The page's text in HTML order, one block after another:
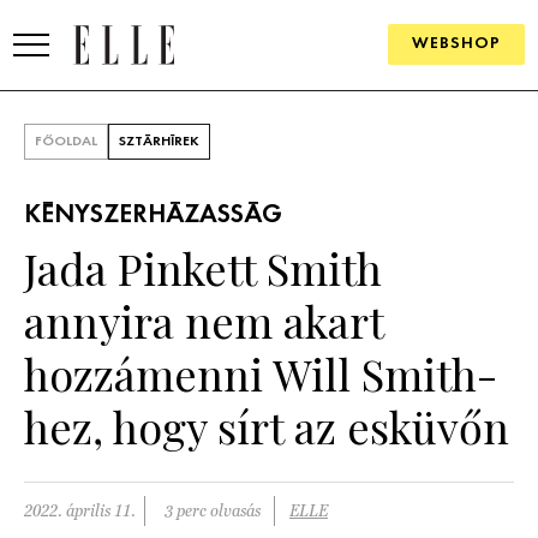
WEBSHOP
SZÉPSÉG
PSZICHÉ
PÁRKAPCSOLAT
FŐOLDAL SZTÁRHÍREK
KÉNYSZERHÁZASSÁG
Jada Pinkett Smith
annyira nem akart
hozzámenni Will Smith-
hez, hogy sírt az esküvőn
2022. április 11. 3 perc olvasás ELLE